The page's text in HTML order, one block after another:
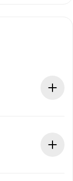
adelantado.